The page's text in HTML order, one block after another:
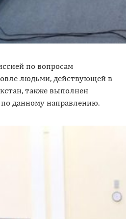
по вопросам
людьми, действующей в
также выполнен
данному направлению.